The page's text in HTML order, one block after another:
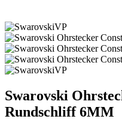
Swarovski
Rundschliff 6MM